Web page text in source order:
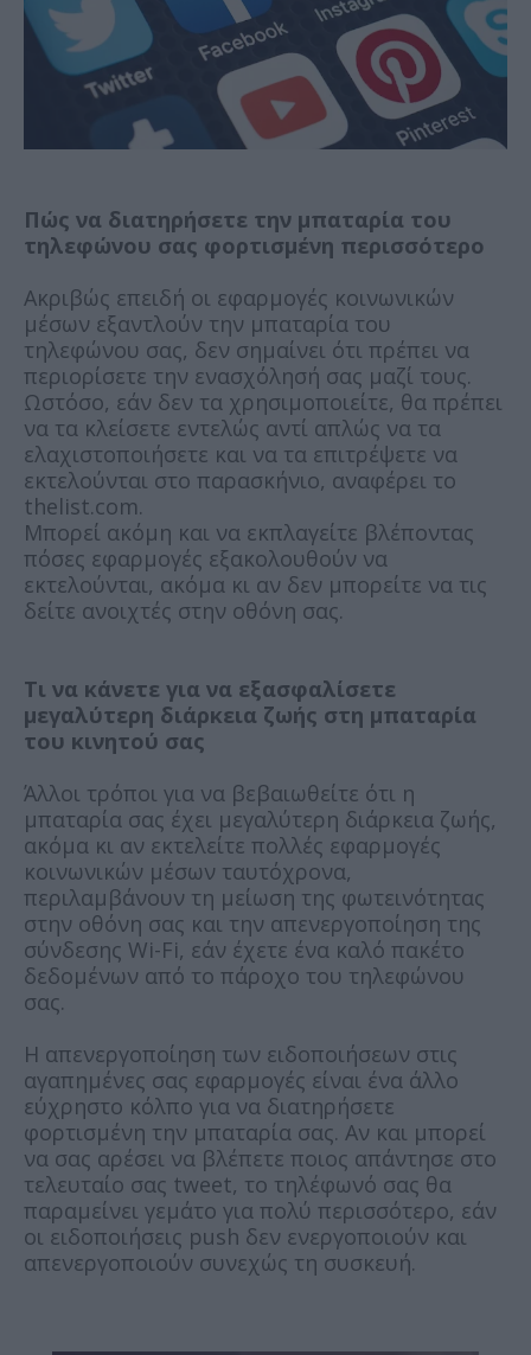
Πώς να διατηρήσετε την μπαταρία του
τηλεφώνου σας φορτισμένη περισσότερο
Ακριβώς επειδή οι εφαρμογές κοινωνικών
μέσων εξαντλούν την μπαταρία του
τηλεφώνου σας, δεν σημαίνει ότι πρέπει να
περιορίσετε την ενασχόλησή σας μαζί τους.
Ωστόσο, εάν δεν τα χρησιμοποιείτε, θα πρέπει
να τα κλείσετε εντελώς αντί απλώς να τα
ελαχιστοποιήσετε και να τα επιτρέψετε να
εκτελούνται στο παρασκήνιο, αναφέρει το
thelist.com.
Μπορεί ακόμη και να εκπλαγείτε βλέποντας
πόσες εφαρμογές εξακολουθούν να
εκτελούνται, ακόμα κι αν δεν μπορείτε να τις
δείτε ανοιχτές στην οθόνη σας.
Τι να κάνετε για να εξασφαλίσετε
μεγαλύτερη διάρκεια ζωής στη μπαταρία
του κινητού σας
Άλλοι τρόποι για να βεβαιωθείτε ότι η
μπαταρία σας έχει μεγαλύτερη διάρκεια ζωής,
ακόμα κι αν εκτελείτε πολλές εφαρμογές
κοινωνικών μέσων ταυτόχρονα,
περιλαμβάνουν τη μείωση της φωτεινότητας
στην οθόνη σας και την απενεργοποίηση της
σύνδεσης Wi-Fi, εάν έχετε ένα καλό πακέτο
δεδομένων από το πάροχο του τηλεφώνου
σας.
Η απενεργοποίηση των ειδοποιήσεων στις
αγαπημένες σας εφαρμογές είναι ένα άλλο
εύχρηστο κόλπο για να διατηρήσετε
φορτισμένη την μπαταρία σας. Αν και μπορεί
να σας αρέσει να βλέπετε ποιος απάντησε στο
τελευταίο σας tweet, το τηλέφωνό σας θα
παραμείνει γεμάτο για πολύ περισσότερο, εάν
οι ειδοποιήσεις push δεν ενεργοποιούν και
απενεργοποιούν συνεχώς τη συσκευή.